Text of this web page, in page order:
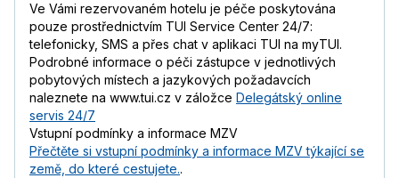
Ve Vámi rezervovaném hotelu je péče poskytována
pouze prostřednictvím TUI Service Center 24/7:
telefonicky, SMS a přes chat v aplikaci TUI na myTUI.
Podrobné informace o péči zástupce v jednotlivých
pobytových místech a jazykových požadavcích
naleznete na www.tui.cz v záložce Delegátský online
servis 24/7
Vstupní podmínky a informace MZV
Přečtěte si vstupní podmínky a informace MZV týkající se
země, do které cestujete..